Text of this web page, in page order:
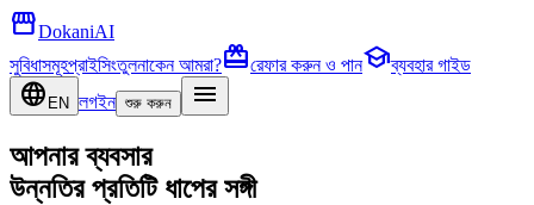
storefrontDokaniAI
সুবিধাসমূহপ্রাইসিংতুলনাকেন আমরা?card_giftcardরেফার করুন ও পানschoolব্যবহার গাইড
language EN লগইন শুরু করুন menu
আপনার ব্যবসার
উন্নতির প্রতিটি ধাপের সঙ্গী